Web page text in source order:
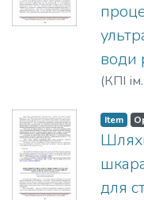
води
(КПІ
Item
для